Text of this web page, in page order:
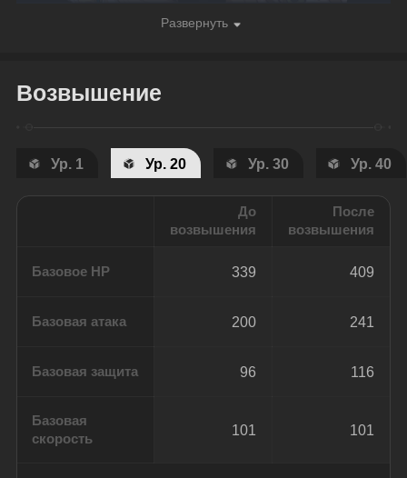
Развернуть
Возвышение
Ур. 1 Ур. 20 Ур. 30 Ур. 40
До
возвышения
После
возвышения
Базовое HP 339 409
Базовая атака 200 241
Базовая защита 96 116
Базовая
скорость
101 101